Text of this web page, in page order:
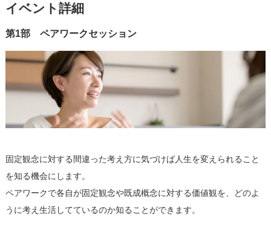
イベント詳細
第1部 ペアワークセッション
固定観念に対する間違った考え方に気づけば人生を変えられること
を知る機会にします。
ペアワークで各自が固定観念や既成概念に対する価値観を、どのよ
うに考え生活してているのか知ることができます。